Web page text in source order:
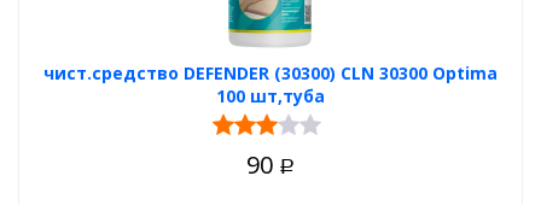
чист.средство DEFENDER (30300) CLN 30300 Optima
100 шт,туба
90 Р